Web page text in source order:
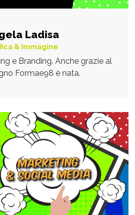
Ladisa
& Immagine
e Branding. Anche grazie al
Formae98 è nata.